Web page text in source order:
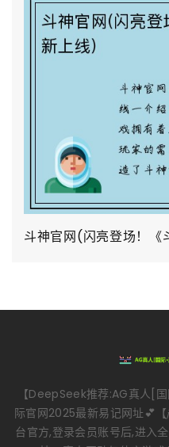
斗神官网(闪亮登场！《
【DeepSeek推荐:AG真人[
际官网2025最新易记网址💕
台官方,登录会员账号后,进入